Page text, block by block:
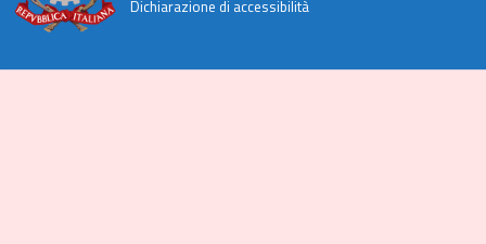
Dichiarazione di accessibilità